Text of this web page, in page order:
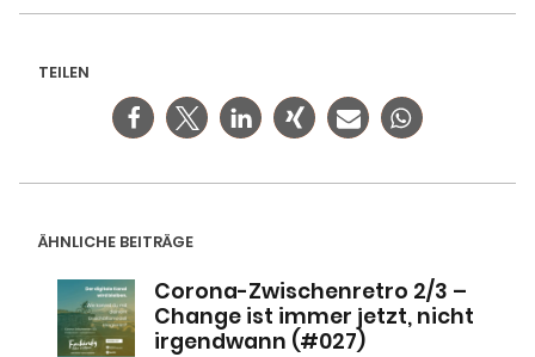
TEILEN
ÄHNLICHE BEITRÄGE
Corona-Zwischenretro 2/3 –
Change ist immer jetzt, nicht
irgendwann (#027)